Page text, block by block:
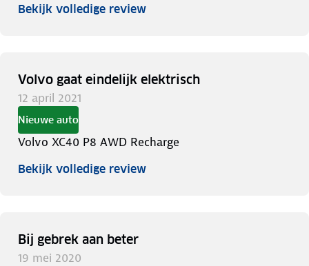
Bekijk volledige review
Volvo gaat eindelijk elektrisch
12 april 2021
Nieuwe auto
Volvo XC40 P8 AWD Recharge
Bekijk volledige review
Bij gebrek aan beter
19 mei 2020